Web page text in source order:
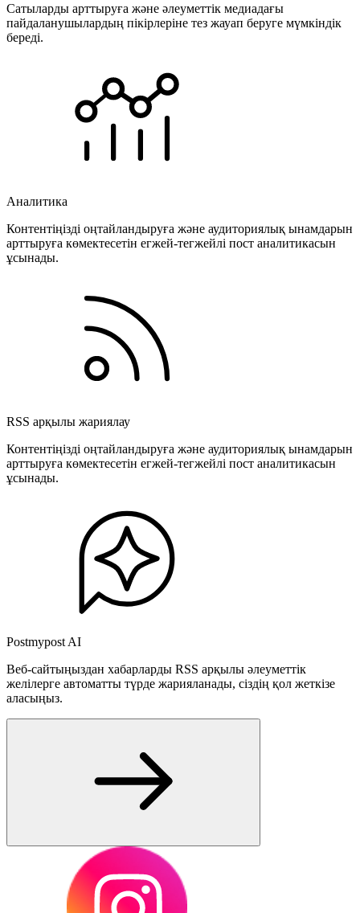
Сатыларды арттыруға және әлеуметтік медиадағы
пайдаланушылардың пікірлеріне тез жауап беруге мүмкіндік
береді.
Аналитика
Контентіңізді оңтайландыруға және аудиториялық ынамдарын
арттыруға көмектесетін егжей-тегжейлі пост аналитикасын
ұсынады.
RSS арқылы жариялау
Контентіңізді оңтайландыруға және аудиториялық ынамдарын
арттыруға көмектесетін егжей-тегжейлі пост аналитикасын
ұсынады.
Postmypost AI
Веб-сайтыңыздан хабарларды RSS арқылы әлеуметтік
желілерге автоматты түрде жарияланады, сіздің қол жеткізе
аласыңыз.